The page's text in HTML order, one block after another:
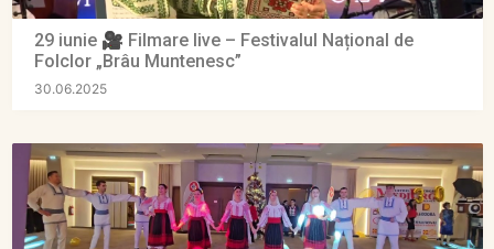
29 iunie 🎥 Filmare live – Festivalul Național de
Folclor „Brâu Muntenesc”
30.06.2025